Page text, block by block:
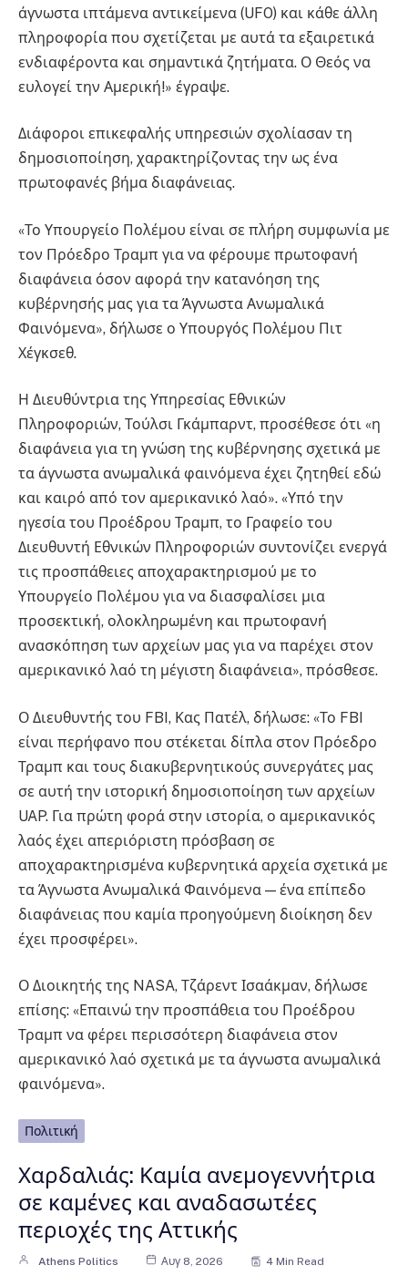
άγνωστα ιπτάμενα αντικείμενα (UFO) και κάθε άλλη
πληροφορία που σχετίζεται με αυτά τα εξαιρετικά
ενδιαφέροντα και σημαντικά ζητήματα. Ο Θεός να
ευλογεί την Αμερική!» έγραψε.
Διάφοροι επικεφαλής υπηρεσιών σχολίασαν τη
δημοσιοποίηση, χαρακτηρίζοντας την ως ένα
πρωτοφανές βήμα διαφάνειας.
«Το Υπουργείο Πολέμου είναι σε πλήρη συμφωνία με
τον Πρόεδρο Τραμπ για να φέρουμε πρωτοφανή
διαφάνεια όσον αφορά την κατανόηση της
κυβέρνησής μας για τα Άγνωστα Ανωμαλικά
Φαινόμενα», δήλωσε ο Υπουργός Πολέμου Πιτ
Χέγκσεθ.
Η Διευθύντρια της Υπηρεσίας Εθνικών
Πληροφοριών, Τούλσι Γκάμπαρντ, προσέθεσε ότι «η
διαφάνεια για τη γνώση της κυβέρνησης σχετικά με
τα άγνωστα ανωμαλικά φαινόμενα έχει ζητηθεί εδώ
και καιρό από τον αμερικανικό λαό». «Υπό την
ηγεσία του Προέδρου Τραμπ, το Γραφείο του
Διευθυντή Εθνικών Πληροφοριών συντονίζει ενεργά
τις προσπάθειες αποχαρακτηρισμού με το
Υπουργείο Πολέμου για να διασφαλίσει μια
προσεκτική, ολοκληρωμένη και πρωτοφανή
ανασκόπηση των αρχείων μας για να παρέχει στον
αμερικανικό λαό τη μέγιστη διαφάνεια», πρόσθεσε.
Ο Διευθυντής του FBI, Κας Πατέλ, δήλωσε: «Το FBI
είναι περήφανο που στέκεται δίπλα στον Πρόεδρο
Τραμπ και τους διακυβερνητικούς συνεργάτες μας
σε αυτή την ιστορική δημοσιοποίηση των αρχείων
UAP. Για πρώτη φορά στην ιστορία, ο αμερικανικός
λαός έχει απεριόριστη πρόσβαση σε
αποχαρακτηρισμένα κυβερνητικά αρχεία σχετικά με
τα Άγνωστα Ανωμαλικά Φαινόμενα — ένα επίπεδο
διαφάνειας που καμία προηγούμενη διοίκηση δεν
έχει προσφέρει».
Ο Διοικητής της NASA, Τζάρεντ Ισαάκμαν, δήλωσε
επίσης: «Επαινώ την προσπάθεια του Προέδρου
Τραμπ να φέρει περισσότερη διαφάνεια στον
αμερικανικό λαό σχετικά με τα άγνωστα ανωμαλικά
φαινόμενα».
Πολιτική
Χαρδαλιάς: Καμία ανεμογεννήτρια
σε καμένες και αναδασωτέες
περιοχές της Αττικής
Athens Politics Αυγ 8, 2026 4 Min Read